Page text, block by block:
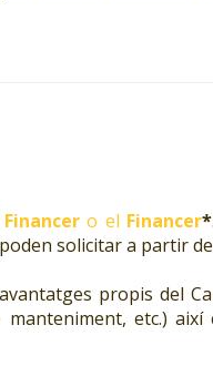
o el Financer*
solicitar a partir
propis del
etc.)